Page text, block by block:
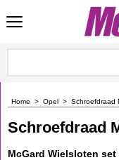
Home > Opel > Schroefdraad
Schroefdraad
McGard Wielsloten